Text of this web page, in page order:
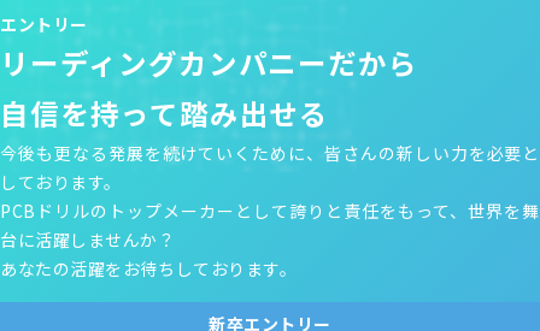
エントリー
リーディングカンパニーだから
自信を持って踏み出せる
今後も更なる発展を続けていくために、皆さんの新しい力を必要と
しております。
PCBドリルのトップメーカーとして誇りと責任をもって、世界を舞
台に活躍しませんか？
あなたの活躍をお待ちしております。
新卒エントリー